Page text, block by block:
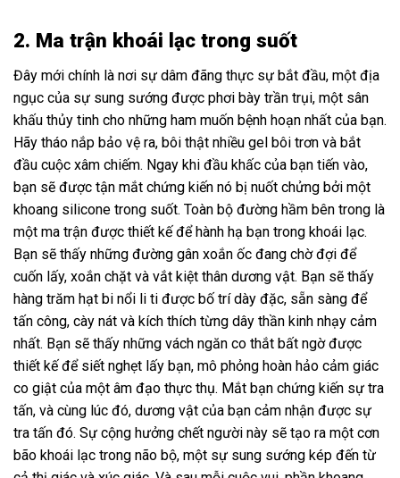
2. Ma trận khoái lạc trong suốt
Đây mới chính là nơi sự dâm đãng thực sự bắt đầu, một địa
ngục của sự sung sướng được phơi bày trần trụi, một sân
khấu thủy tinh cho những ham muốn bệnh hoạn nhất của bạn.
Hãy tháo nắp bảo vệ ra, bôi thật nhiều gel bôi trơn và bắt
đầu cuộc xâm chiếm. Ngay khi đầu khấc của bạn tiến vào,
bạn sẽ được tận mắt chứng kiến nó bị nuốt chửng bởi một
khoang silicone trong suốt. Toàn bộ đường hầm bên trong là
một ma trận được thiết kế để hành hạ bạn trong khoái lạc.
Bạn sẽ thấy những đường gân xoắn ốc đang chờ đợi để
cuốn lấy, xoắn chặt và vắt kiệt thân dương vật. Bạn sẽ thấy
hàng trăm hạt bi nổi li ti được bố trí dày đặc, sẵn sàng để
tấn công, cày nát và kích thích từng dây thần kinh nhạy cảm
nhất. Bạn sẽ thấy những vách ngăn co thắt bất ngờ được
thiết kế để siết nghẹt lấy bạn, mô phỏng hoàn hảo cảm giác
co giật của một âm đạo thực thụ. Mắt bạn chứng kiến sự tra
tấn, và cùng lúc đó, dương vật của bạn cảm nhận được sự
tra tấn đó. Sự cộng hưởng chết người này sẽ tạo ra một cơn
bão khoái lạc trong não bộ, một sự sung sướng kép đến từ